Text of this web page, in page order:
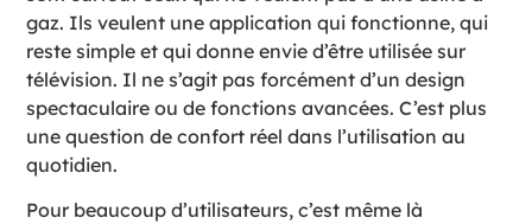
gaz. Ils veulent une application qui fonctionne, qui
reste simple et qui donne envie d’être utilisée sur
télévision. Il ne s’agit pas forcément d’un design
spectaculaire ou de fonctions avancées. C’est plus
une question de confort réel dans l’utilisation au
quotidien.
Pour beaucoup d’utilisateurs, c’est même là